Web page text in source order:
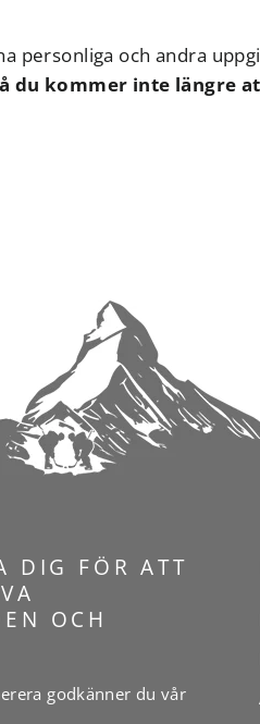
personliga och andra
du kommer inte längre
DIG FÖR ATT
OCH
godkänner du vår